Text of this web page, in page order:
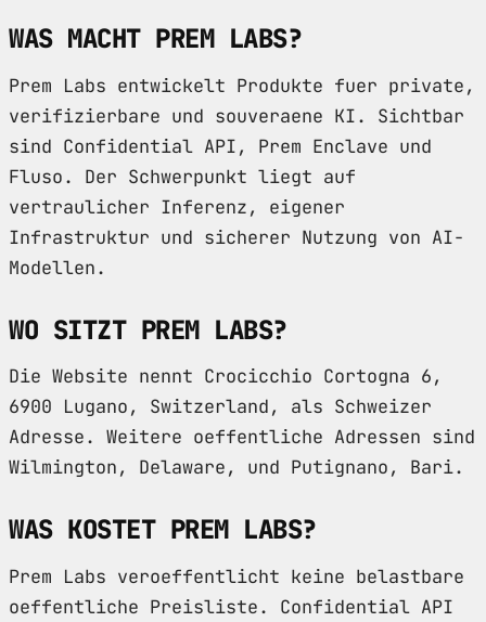
WAS MACHT PREM LABS?
Prem Labs entwickelt Produkte fuer private,
verifizierbare und souveraene KI. Sichtbar
sind Confidential API, Prem Enclave und
Fluso. Der Schwerpunkt liegt auf
vertraulicher Inferenz, eigener
Infrastruktur und sicherer Nutzung von AI-
Modellen.
WO SITZT PREM LABS?
Die Website nennt Crocicchio Cortogna 6,
6900 Lugano, Switzerland, als Schweizer
Adresse. Weitere oeffentliche Adressen sind
Wilmington, Delaware, und Putignano, Bari.
WAS KOSTET PREM LABS?
Prem Labs veroeffentlicht keine belastbare
oeffentliche Preisliste. Confidential API